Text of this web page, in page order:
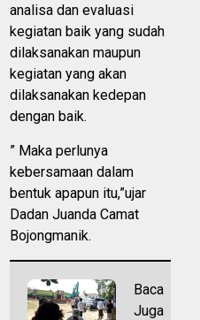
analisa dan evaluasi
kegiatan baik yang sudah
dilaksanakan maupun
kegiatan yang akan
dilaksanakan kedepan
dengan baik.
” Maka perlunya
kebersamaan dalam
bentuk apapun itu,”ujar
Dadan Juanda Camat
Bojongmanik.
Baca
Juga